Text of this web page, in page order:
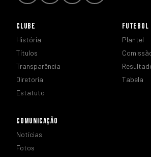
CLUBE
História
Títulos
Transparência
Diretoria
Estatuto
FUTEBOL
Plantel
Tabela
COMUNICAÇÃO
Notícias
Fotos